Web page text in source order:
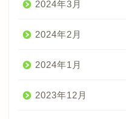
2024年3月
2024年2月
2024年1月
2023年12月